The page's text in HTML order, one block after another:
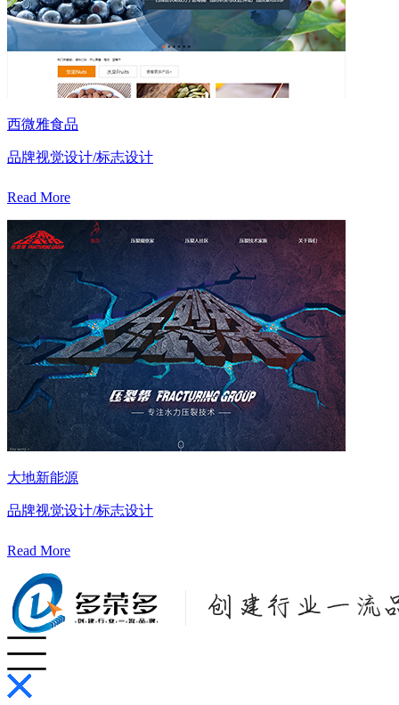
西微雅食品
品牌视觉设计/标志设计
Read More
大地新能源
品牌视觉设计/标志设计
Read More